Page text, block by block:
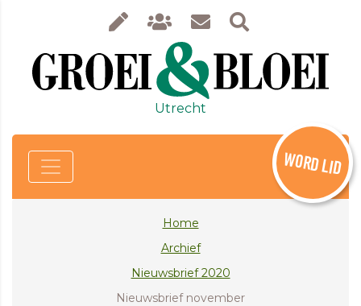
Utrecht
WORD LID
Home
Archief
Nieuwsbrief 2020
Nieuwsbrief november